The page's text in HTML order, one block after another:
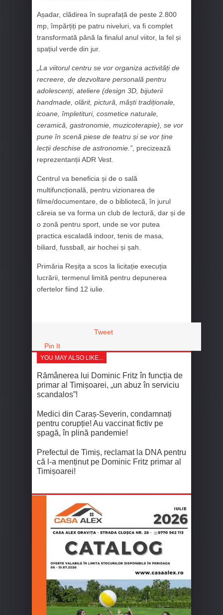
Așadar, clădirea în suprafață de peste 2.800
mp, împărțiți pe patru niveluri, va fi complet
transformată până la finalul anul viitor, la fel și
spațiul verde din jur.
„La viitorul centru se vor organiza activități de
recreere, de dezvoltare personală pentru
adolescenți, ateliere (design 3D, bijuterii
handmade, olărit, pictură, măști tradiționale,
icoane, împletituri, cosmetice naturale,
ceramică, gastronomie, muzicoterapie), se vor
pune în scenă piese de teatru și se vor ține
lecții deschise de astronomie.” , precizează
reprezentanții ADR Vest.
Centrul va beneficia și de o sală
multifuncțională, pentru vizionarea de
filme/documentare, de o bibliotecă, în jurul
căreia se va forma un club de lectură, dar și de
o zonă pentru sport, unde se vor putea
practica escaladă indoor, tenis de masa,
biliard, fussball, air hochei și șah.
Primăria Reșița a scos la licitație execuția
lucrării, termenul limită pentru depunerea
ofertelor fiind 12 iulie.
Tweet
Pin It
YOU MAY ALSO LIKE...
Rămânerea lui Dominic Fritz în funcția de
primar al Timișoarei, „un abuz în serviciu
scandalos”!
Medici din Caraș-Severin, condamnați
pentru corupție! Au vaccinat fictiv pe
șpagă, în plină pandemie!
Prefectul de Timiș, reclamat la DNA pentru
că l-a menținut pe Dominic Fritz primar al
Timișoarei!